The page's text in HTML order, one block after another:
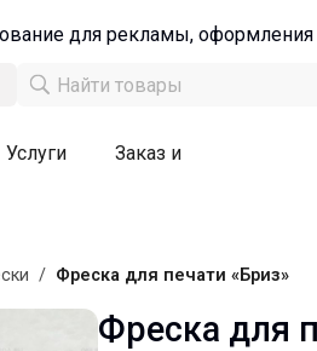
для рекламы, оформления
Услуги
Заказ и
/ Фреска для печати «Бриз»
Фреска для